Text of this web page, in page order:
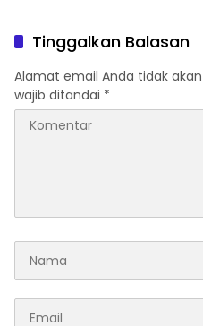
Tinggalkan Balasan
Alamat email Anda tidak
wajib ditandai *